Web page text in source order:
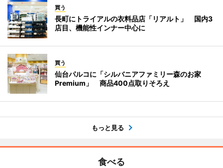
買う
長町にトライアルの衣料品店「リアルト」 国内3
店目、機能性インナー中心に
買う
仙台パルコに「シルバニアファミリー森のお家
Premium」 商品400点取りそろえ
もっと見る
食べる